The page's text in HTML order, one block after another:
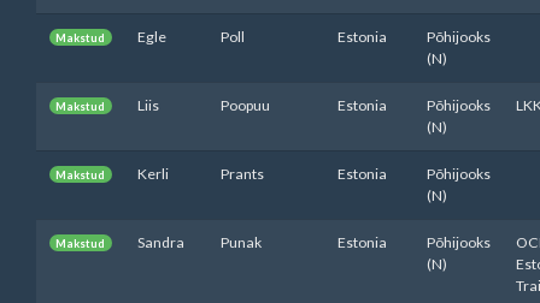
Makstud Egle Poll Estonia
Põhijooks
(N)
Makstud Liis Poopuu Estonia
Põhijooks
(N)
Makstud Kerli Prants Estonia
Põhijooks
(N)
Makstud Sandra Punak Estonia
Põhijooks
(N)